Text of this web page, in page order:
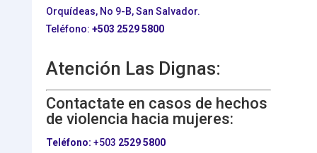
Orquídeas, No 9-B, San Salvador.
Teléfono: +503 2529 5800
Atención Las Dignas:
Contactate en casos de hechos
de violencia hacia mujeres:
Teléfono: +503 2529 5800